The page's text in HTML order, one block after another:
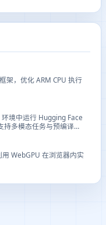
架，优化 ARM CPU 执行
境中运行 Hugging Face
持多模态任务与预编译
WebGPU 在浏览器内实